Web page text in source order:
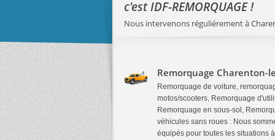
c'est IDF-REMORQUAGE !
Nous intervenons réguliérement à
Remorquage Charenton-
Remorquage de voiture,
motos/scooters, Remorquage
Remorquage en sous-sol,
véhicules sans roues : Nous
équipés pour toutes les situations à